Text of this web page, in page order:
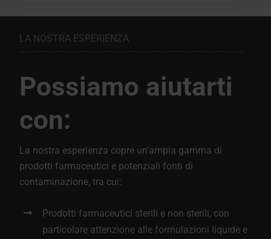
LA NOSTRA ESPERIENZA
Possiamo aiutarti
con:
La nostra esperienza copre un’ampia gamma di
prodotti farmaceutici e potenziali fonti di
contaminazione, tra cui:
Prodotti farmaceutici sterili e non sterili, con
particolare attenzione alle formulazioni liquide e